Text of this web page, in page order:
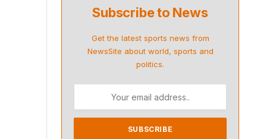
Subscribe to News
Get the latest sports news from
NewsSite about world, sports and
politics.